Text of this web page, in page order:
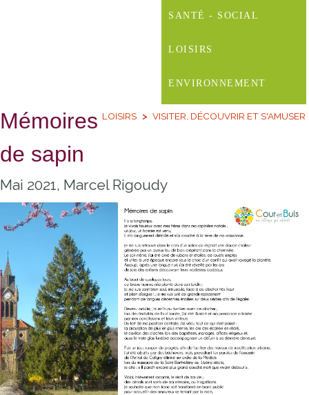
SANTÉ - SOCIAL
LOISIRS
ENVIRONNEMENT
LOISIRS VISITER, DÉCOUVRIR ET S'AMUSER
Mémoires
de sapin
Mai 2021, Marcel Rigoudy